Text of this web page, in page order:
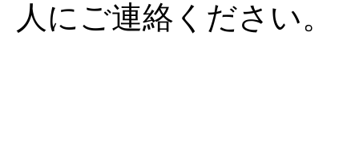
人にご連絡ください。